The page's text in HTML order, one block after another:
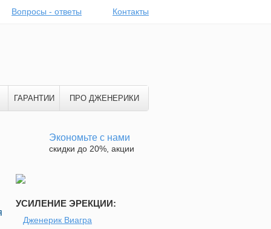
Вопросы - ответы Контакты
ГАРАНТИИ ПРО ДЖЕНЕРИКИ
Экономьте с нами
скидки до 20%, акции
УСИЛЕНИЕ ЭРЕКЦИИ:
Дженерик Виагра